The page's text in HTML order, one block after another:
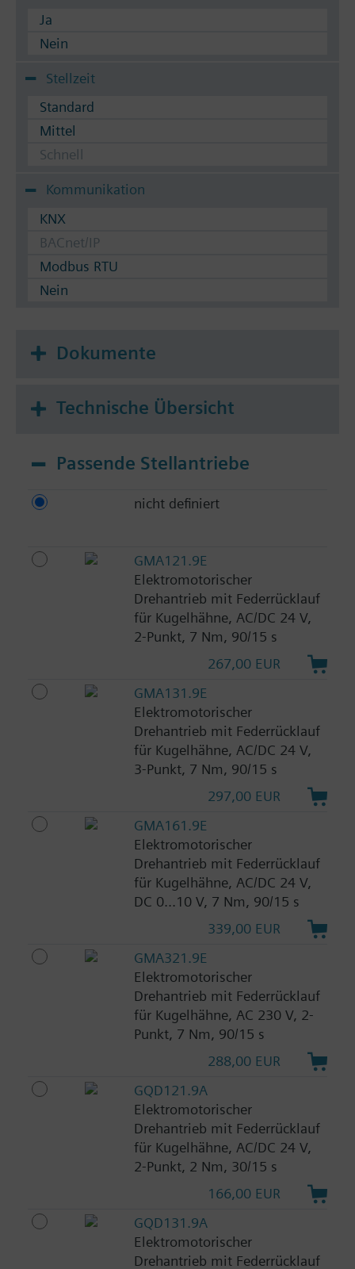
Ja
Nein
Stellzeit
Standard
Mittel
Schnell
Kommunikation
KNX
BACnet/IP
Modbus RTU
Nein
Dokumente
Technische Übersicht
Passende Stellantriebe
nicht definiert
GMA121.9E
Elektromotorischer
Drehantrieb mit Federrücklauf
für Kugelhähne, AC/DC 24 V,
2-Punkt, 7 Nm, 90/15 s
267,00 EUR
GMA131.9E
Elektromotorischer
Drehantrieb mit Federrücklauf
für Kugelhähne, AC/DC 24 V,
3-Punkt, 7 Nm, 90/15 s
297,00 EUR
GMA161.9E
Elektromotorischer
Drehantrieb mit Federrücklauf
für Kugelhähne, AC/DC 24 V,
DC 0...10 V, 7 Nm, 90/15 s
339,00 EUR
GMA321.9E
Elektromotorischer
Drehantrieb mit Federrücklauf
für Kugelhähne, AC 230 V, 2-
Punkt, 7 Nm, 90/15 s
288,00 EUR
GQD121.9A
Elektromotorischer
Drehantrieb mit Federrücklauf
für Kugelhähne, AC/DC 24 V,
2-Punkt, 2 Nm, 30/15 s
166,00 EUR
GQD131.9A
Elektromotorischer
Drehantrieb mit Federrücklauf